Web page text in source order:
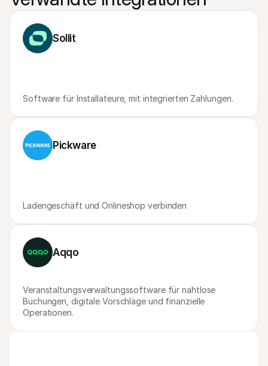
Sollit
Software für Installateure, mit integrierten Zahlungen.
Pickware
Ladengeschäft und Onlineshop verbinden
Aqqo
Veranstaltungsverwaltungssoftware für nahtlose
Buchungen, digitale Vorschläge und finanzielle
Operationen.
Für Endkunden
Für Mollie-Händler
Kontaktieren Sie unseren Händler-Support
Sales-Team kontaktieren